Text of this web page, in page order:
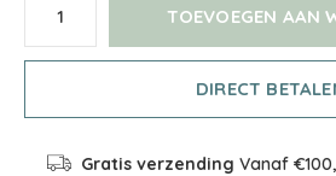
TOEVOEGEN AAN
DIRECT
Gratis verzending Vanaf